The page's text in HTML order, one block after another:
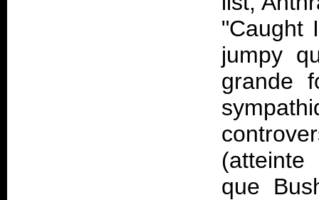
"Caught
jumpy
grande
que